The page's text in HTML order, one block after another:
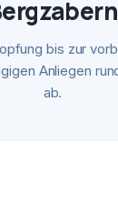
bis zur
Anliegen
ab.